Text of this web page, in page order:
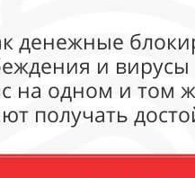
денежные
и
на одном и том
получать